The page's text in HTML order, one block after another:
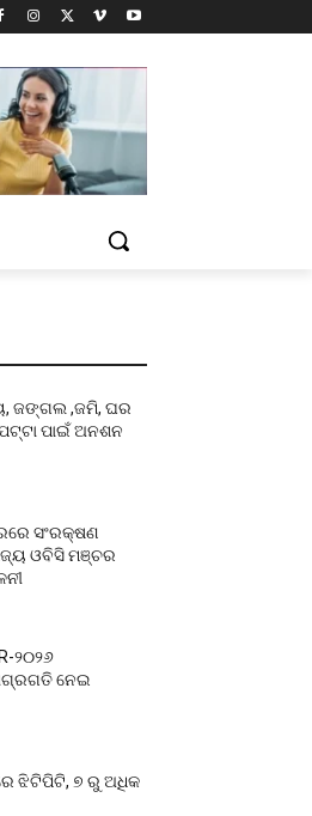
ଜଙ୍ଗଲ ,ଜମି, ଘର
ପାଇଁ ଅନଶନ
ସଂରକ୍ଷଣ
ଓବିସି ମଞ୍ଚର
୨୦୨୬
ନେଇ
ଝିଟିପିଟି, ୭ ରୁ ଅଧିକ